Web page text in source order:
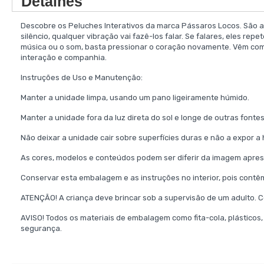
Descobre os Peluches Interativos da marca Pássaros Locos. São
silêncio, qualquer vibração vai fazê-los falar. Se falares, eles
música ou o som, basta pressionar o coração novamente. Vêm
interação e companhia.
Instruções de Uso e Manutenção:
Manter a unidade limpa, usando um pano ligeiramente húmido.
Manter a unidade fora da luz direta do sol e longe de outras
Não deixar a unidade cair sobre superfícies duras e não a expor a
As cores, modelos e conteúdos podem ser diferir da imagem
Conservar esta embalagem e as instruções no interior, pois
ATENÇÃO! A criança deve brincar sob a supervisão de um
AVISO! Todos os materiais de embalagem como fita-cola,
segurança.